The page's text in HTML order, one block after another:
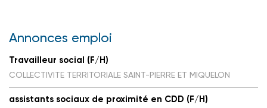
Annonces emploi
Travailleur social (F/H)
COLLECTIVITE TERRITORIALE SAINT-PIERRE ET MIQUELON
assistants sociaux de proximité en CDD (F/H)